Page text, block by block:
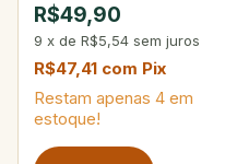
R$49,90
9 x de R$5,54 sem juros
R$47,41 com Pix
Restam apenas 4 em
estoque!